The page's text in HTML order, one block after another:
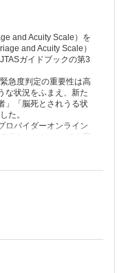
緊急度判定
緊急度判定
and Acuity Scale）を
and Acuity Scale）
ガイドブックの第3
急度判定の重要性は高
な状況をふまえ、新た
」「脳死とされうる状
た。
ロバイダーオンライン
ラシー」についても言
国であるわが国の緊急
領域において本書が広